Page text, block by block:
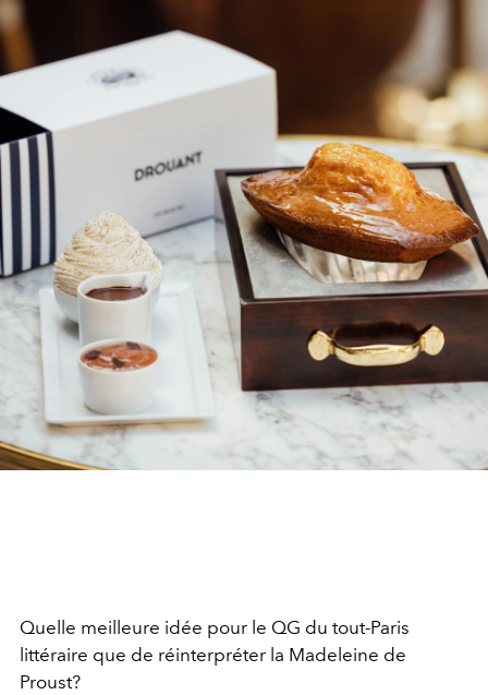
Quelle meilleure idée pour le QG du tout-Paris
littéraire que de réinterpréter la Madeleine de
Proust?